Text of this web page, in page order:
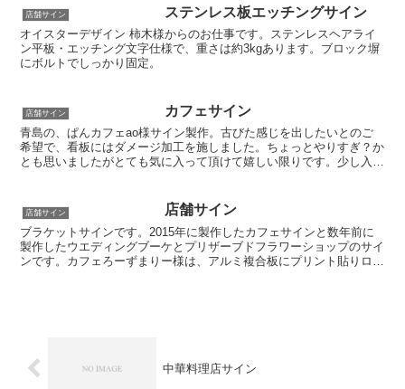
店舗サイン ステンレス板エッチングサイン
オイスターデザイン 柿木様からのお仕事です。ステンレスヘアライ
ン平板・エッチング文字仕様で、重さは約3kgあります。ブロック塀
にボルトでしっかり固定。
店舗サイン カフェサイン
青島の、ぱんカフェao様サイン製作。古びた感じを出したいとのご
希望で、看板にはダメージ加工を施しました。ちょっとやりすぎ？か
とも思いましたがとても気に入って頂けて嬉しい限りです。少し入り
店舗サイン 店舗サイン
ブラケットサインです。2015年に製作したカフェサインと数年前に
製作したウエディングブーケとプリザーブドフラワーショップのサイ
ンです。カフェろーずまりー様は、アルミ複合板にプリント貼りロー
中華料理店サイン